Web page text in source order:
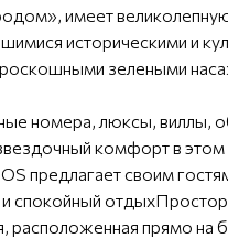
имеет
историческими и
зелеными
номера, люксы, виллы,
комфорт в
предлагает своим
спокойный
расположенная прямо на